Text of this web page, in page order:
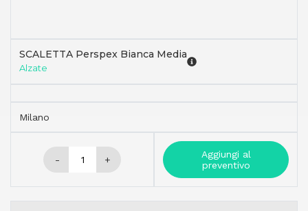
SCALETTA Perspex Bianca Media
Alzate
Milano
- +
Aggiungi al
preventivo